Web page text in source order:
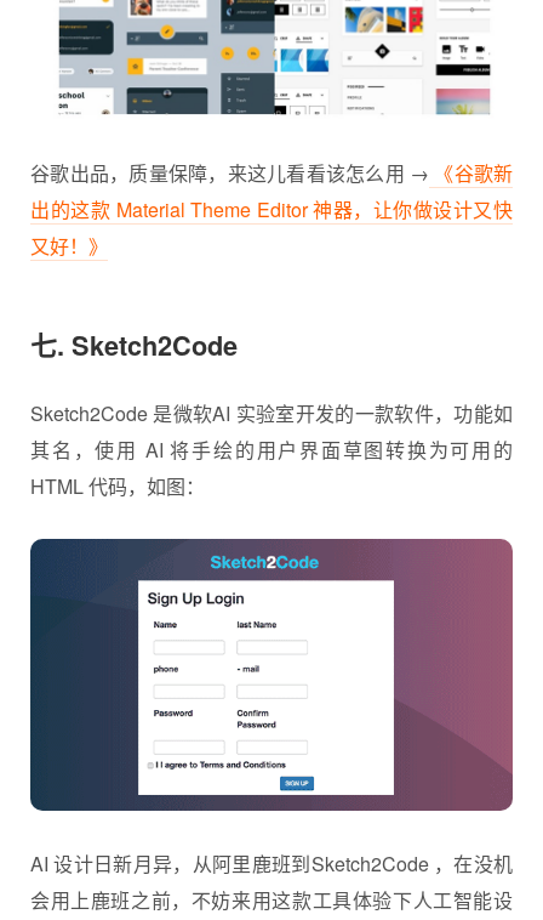
谷歌出品，质量保障，来这儿看看该怎么用 → 《谷歌新
出的这款 Material Theme Editor 神器，让你做设计又快
又好！》
七. Sketch2Code
Sketch2Code 是微软AI 实验室开发的一款软件，功能如
其名，使用 AI 将手绘的用户界面草图转换为可用的
HTML 代码，如图：
AI 设计日新月异，从阿里鹿班到Sketch2Code ，在没机
会用上鹿班之前，不妨来用这款工具体验下人工智能设